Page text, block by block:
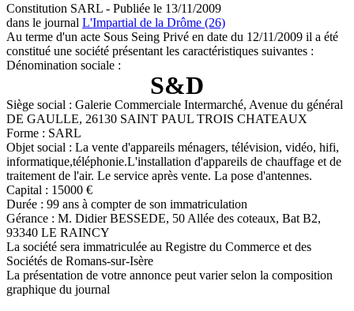
Constitution SARL - Publiée le 13/11/2009
dans le journal L'Impartial de la Drôme (26)
Au terme d'un acte Sous Seing Privé en date du 12/11/2009 il a été
constitué une société présentant les caractéristiques suivantes :
Dénomination sociale :
S&D
Siège social : Galerie Commerciale Intermarché, Avenue du général
DE GAULLE, 26130 SAINT PAUL TROIS CHATEAUX
Forme : SARL
Objet social : La vente d'appareils ménagers, télévision, vidéo, hifi,
informatique,téléphonie.L'installation d'appareils de chauffage et de
traitement de l'air. Le service après vente. La pose d'antennes.
Capital : 15000 €
Durée : 99 ans à compter de son immatriculation
Gérance : M. Didier BESSEDE, 50 Allée des coteaux, Bat B2,
93340 LE RAINCY
La société sera immatriculée au Registre du Commerce et des
Sociétés de Romans-sur-Isère
La présentation de votre annonce peut varier selon la composition
graphique du journal